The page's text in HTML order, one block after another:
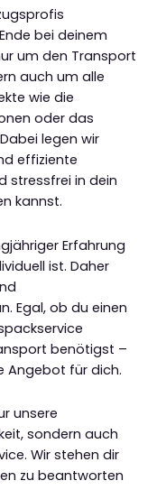
bei deinem
um den Transport
auch um alle
wie die
oder das
legen wir
effiziente
stressfrei in dein
kannst.
Erfahrung
ist. Daher
Egal, ob du einen
benötigst –
Angebot für dich.
unsere
sondern auch
Wir stehen dir
zu beantworten